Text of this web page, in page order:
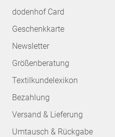
dodenhof Card
Geschenkkarte
Newsletter
Größenberatung
Textilkundelexikon
Bezahlung
Versand & Lieferung
Umtausch & Rückgabe